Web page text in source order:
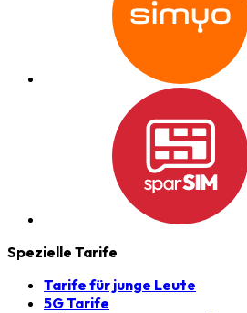
Spezielle Tarife
Tarife für junge Leute
5G Tarife